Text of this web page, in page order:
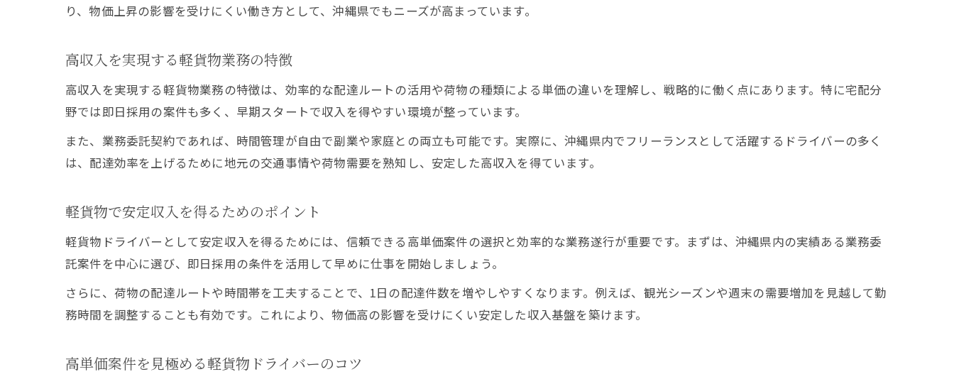
自分のペースで稼げる軽貨物委託の特徴
即日採用も可能な高収入軽貨物ドライバーの現実
高収入を実現する軽貨物即日採用の秘訣
沖縄の軽貨物ドライバー即日採用体験談
宅配配送で高収入を叶える軽貨物のポイント
軽貨物宅配で稼ぐための比較表
り、物価上昇の影響を受けにくい働き方として、沖縄県でもニーズが高まっています。
高収入を実現する軽貨物業務の特徴
高収入を実現する軽貨物業務の特徴は、効率的な配達ルートの活用や荷物の種類による単価の違いを理解し、戦略的に働く点にあります。特に宅配分
野では即日採用の案件も多く、早期スタートで収入を得やすい環境が整っています。
また、業務委託契約であれば、時間管理が自由で副業や家庭との両立も可能です。実際に、沖縄県内でフリーランスとして活躍するドライバーの多く
は、配達効率を上げるために地元の交通事情や荷物需要を熟知し、安定した高収入を得ています。
軽貨物で安定収入を得るためのポイント
軽貨物ドライバーとして安定収入を得るためには、信頼できる高単価案件の選択と効率的な業務遂行が重要です。まずは、沖縄県内の実績ある業務委
託案件を中心に選び、即日採用の条件を活用して早めに仕事を開始しましょう。
さらに、荷物の配達ルートや時間帯を工夫することで、1日の配達件数を増やしやすくなります。例えば、観光シーズンや週末の需要増加を見越して勤
務時間を調整することも有効です。これにより、物価高の影響を受けにくい安定した収入基盤を築けます。
高単価案件を見極める軽貨物ドライバーのコツ